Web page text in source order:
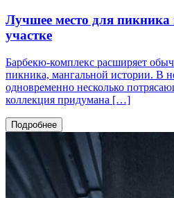
Лучшее место для пикника
участке
Барбекю-комплекс расширяет
пикника, мангальной истории. В
одновременно несколько
коллекция придумана […]
Подробнее